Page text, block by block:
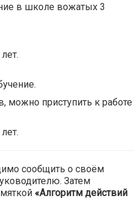
в школе вожатых 3
можно приступить к работе
сообщить о своём
Затем
«Алгоритм действий